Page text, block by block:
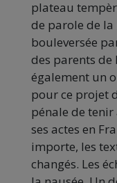
plateau
de parole de la
bouleversée
des parents de
également un
pour ce projet
pénale de
ses actes en
importe, les
changés. Les